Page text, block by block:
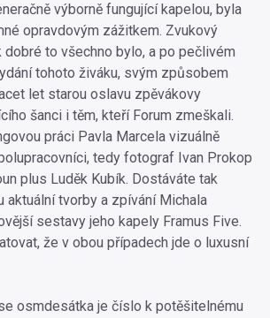
výborně fungující kapelou, byla
opravdovým zážitkem. Zvukový
dobré to všechno bylo, a po pečlivém
tohoto živáku, svým způsobem
let starou oslavu zpěvákovy
šanci i těm, kteří Forum zmeškali.
práci Pavla Marcela vizuálně
tedy fotograf Ivan Prokop
plus Luděk Kubík. Dostáváte tak
aktuální tvorby a zpívání Michala
sestavy jeho kapely Framus Five.
že v obou případech jde o luxusní
osmdesátka je číslo k potěšitelnému